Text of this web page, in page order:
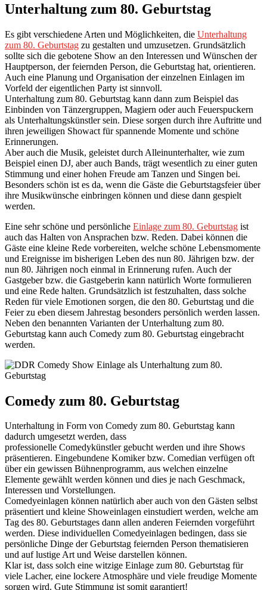
Unterhaltung zum 80. Geburtstag
Es gibt verschiedene Arten und Möglichkeiten, die Unterhaltung
zum 80. Geburtstag zu gestalten und umzusetzen. Grundsätzlich
sollte sich die gebotene Show an den Interessen und Wünschen der
Hauptperson, der feiernden Person, die Geburtstag hat, orientieren.
Auch eine Planung und Organisation der einzelnen Einlagen im
Vorfeld der eigentlichen Party ist sinnvoll.
Unterhaltung zum 80. Geburtstag kann dann zum Beispiel das
Einbinden von Tänzergruppen, Magiern oder auch Feuerspuckern
als Unterhaltungskünstler sein. Diese sorgen durch ihre Auftritte und
ihren jeweiligen Showact für spannende Momente und schöne
Erinnerungen.
Aber auch die Musik, geleistet durch Alleinunterhalter, wie zum
Beispiel einen DJ, aber auch Bands, trägt wesentlich zu einer guten
Stimmung und einer hohen Freude am Tanzen und Singen bei.
Besonders schön ist es da, wenn die Gäste die Geburtstagsfeier über
ihre Musikwünsche einbringen können und diese dann gespielt
werden.
Eine sehr schöne und persönliche Einlage zum 80. Geburtstag ist
auch das Halten von Ansprachen bzw. Reden. Dabei können die
Gäste eine kleine Rede vorbereiten, welche schöne Lebensmomente
und Ereignisse im bisherigen Leben des nun 80. Jährigen bzw. der
nun 80. Jährigen noch einmal in Erinnerung rufen. Auch der
Gastgeber bzw. die Gastgeberin kann natürlich Worte formulieren
und eine Rede halten. Grundsätzlich ist festzuhalten, dass solche
Reden für viele Emotionen sorgen, die den 80. Geburtstag und die
Feier zu eben diesem Jahrestag besonders persönlich werden lassen.
Neben den benannten Varianten der Unterhaltung zum 80.
Geburtstag kann auch Comedy zum 80. Geburtstag eingebracht
werden.
Comedy zum 80. Geburtstag
Unterhaltung in Form von Comedy zum 80. Geburtstag kann
dadurch umgesetzt werden, dass
professionelle Comedykünstler gebucht werden und ihre Shows
präsentieren. Eingebundene Komiker bzw. Comedian verfügen oft
über ein gewissen Bühnenprogramm, aus welchen einzelne
Elemente gewählt werden können und dies je nach Geschmack,
Interessen und Vorstellungen.
Comedyeinlagen können natürlich aber auch von den Gästen selbst
präsentiert und kleine Showeinlagen einstudiert werden, welche am
Tag des 80. Geburtstages dann allen anderen Feiernden vorgeführt
werden. Diese individuellen Comedyeinlagen bedingen, dass sie
persönliche Dinge der Geburtstag feiernden Person thematisieren
und auf lustige Art und Weise darstellen können.
Klar ist, dass solch eine witzige Einlage zum 80. Geburtstag für
viele Lacher, eine lockere Atmosphäre und viele freudige Momente
sorgen wird. Gute Stimmung ist somit garantiert!